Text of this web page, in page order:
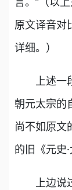
原文译音对
详细。）
上述一段
朝元太宗的
尚不如原文
的旧《元史
上边说过